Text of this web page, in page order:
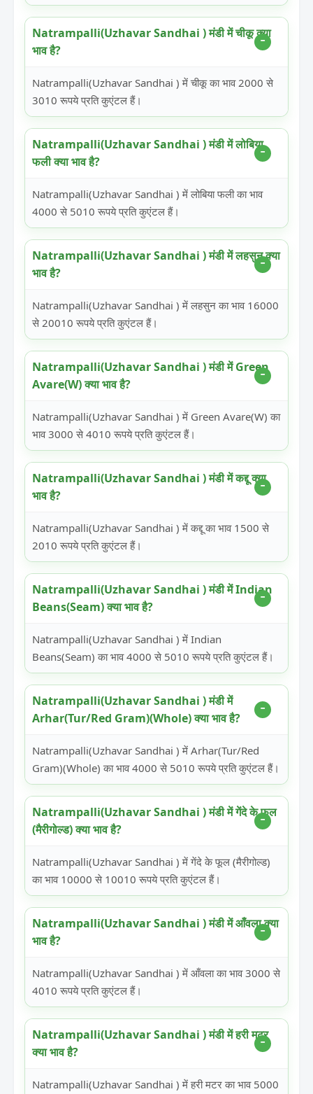
Natrampalli(Uzhavar Sandhai ) मंडी में चीकू क्या
भाव है?
Natrampalli(Uzhavar Sandhai ) में चीकू का भाव 2000 से
3010 रूपये प्रति कुएंटल हैं।
Natrampalli(Uzhavar Sandhai ) मंडी में लोबिया
फली क्या भाव है?
Natrampalli(Uzhavar Sandhai ) में लोबिया फली का भाव
4000 से 5010 रूपये प्रति कुएंटल हैं।
Natrampalli(Uzhavar Sandhai ) मंडी में लहसुन क्या
भाव है?
Natrampalli(Uzhavar Sandhai ) में लहसुन का भाव 16000
से 20010 रूपये प्रति कुएंटल हैं।
Natrampalli(Uzhavar Sandhai ) मंडी में Green
Avare(W) क्या भाव है?
Natrampalli(Uzhavar Sandhai ) में Green Avare(W) का
भाव 3000 से 4010 रूपये प्रति कुएंटल हैं।
Natrampalli(Uzhavar Sandhai ) मंडी में कद्दू क्या
भाव है?
Natrampalli(Uzhavar Sandhai ) में कद्दू का भाव 1500 से
2010 रूपये प्रति कुएंटल हैं।
Natrampalli(Uzhavar Sandhai ) मंडी में Indian
Beans(Seam) क्या भाव है?
Natrampalli(Uzhavar Sandhai ) में Indian
Beans(Seam) का भाव 4000 से 5010 रूपये प्रति कुएंटल हैं।
Natrampalli(Uzhavar Sandhai ) मंडी में
Arhar(Tur/Red Gram)(Whole) क्या भाव है?
Natrampalli(Uzhavar Sandhai ) में Arhar(Tur/Red
Gram)(Whole) का भाव 4000 से 5010 रूपये प्रति कुएंटल हैं।
Natrampalli(Uzhavar Sandhai ) मंडी में गेंदे के फूल
(मैरीगोल्ड) क्या भाव है?
Natrampalli(Uzhavar Sandhai ) में गेंदे के फूल (मैरीगोल्ड)
का भाव 10000 से 10010 रूपये प्रति कुएंटल हैं।
Natrampalli(Uzhavar Sandhai ) मंडी में आँवला क्या
भाव है?
Natrampalli(Uzhavar Sandhai ) में आँवला का भाव 3000 से
4010 रूपये प्रति कुएंटल हैं।
Natrampalli(Uzhavar Sandhai ) मंडी में हरी मटर
क्या भाव है?
Natrampalli(Uzhavar Sandhai ) में हरी मटर का भाव 5000